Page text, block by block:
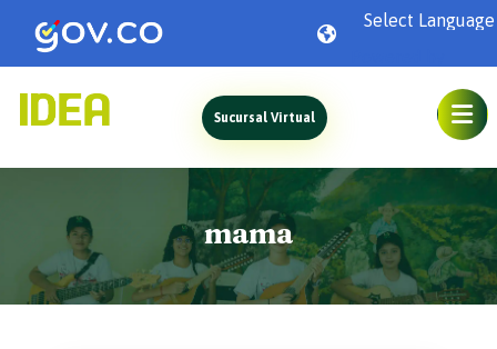
Sucursal Virtual
mama